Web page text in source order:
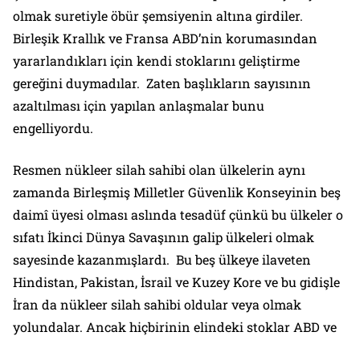
olmak suretiyle öbür şemsiyenin altına girdiler.
Birleşik Krallık ve Fransa ABD’nin korumasından
yararlandıkları için kendi stoklarını geliştirme
gereğini duymadılar. Zaten başlıkların sayısının
azaltılması için yapılan anlaşmalar bunu
engelliyordu.
Resmen nükleer silah sahibi olan ülkelerin aynı
zamanda Birleşmiş Milletler Güvenlik Konseyinin beş
daimî üyesi olması aslında tesadüf çünkü bu ülkeler o
sıfatı İkinci Dünya Savaşının galip ülkeleri olmak
sayesinde kazanmışlardı. Bu beş ülkeye ilaveten
Hindistan, Pakistan, İsrail ve Kuzey Kore ve bu gidişle
İran da nükleer silah sahibi oldular veya olmak
yolundalar. Ancak hiçbirinin elindeki stoklar ABD ve